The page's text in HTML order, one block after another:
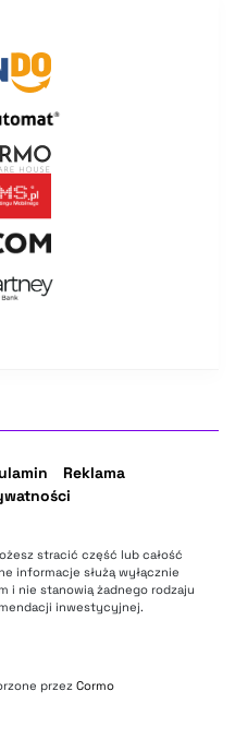
Reklama
stracić część lub całość
informacje służą wyłącznie
i nie stanowią żadnego rodzaju
inwestycyjnej.
przez Cormo